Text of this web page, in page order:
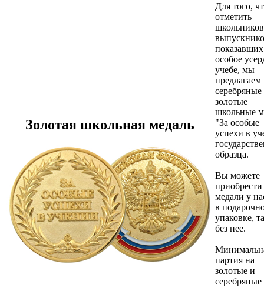
Золотая школьная медаль
Для того,
отметить
показавших
особое
учебе, мы
предлагаем
серебряные
золотые
школьные
"За особые
успехи в
образца.
Вы можете
приобрести
медали у
в
упаковке,
без нее.
партия на
золотые и
серебряные